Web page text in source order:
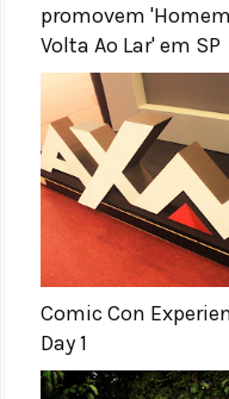
promovem
Volta Ao Lar' em SP
Comic Con
Day 1